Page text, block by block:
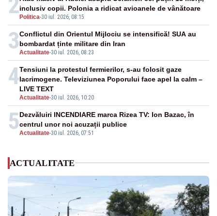
Politica-30 iul. 2026, 08:15
inclusiv copii. Polonia a ridicat avioanele de vânătoare
3Actualitate-30 iul. 2026, 08:23
Conflictul din Orientul Mijlociu se intensifică! SUA au
bombardat ținte militare din Iran
4
Actualitate-30 iul. 2026, 10:20
Tensiuni la protestul fermierilor, s-au folosit gaze
lacrimogene. Televiziunea Poporului face apel la calm –
LIVE TEXT
5Actualitate-30 iul. 2026, 07:51
Dezvăluiri INCENDIARE marca Rizea TV: Ion Bazac, în
centrul unor noi acuzații publice
ACTUALITATE